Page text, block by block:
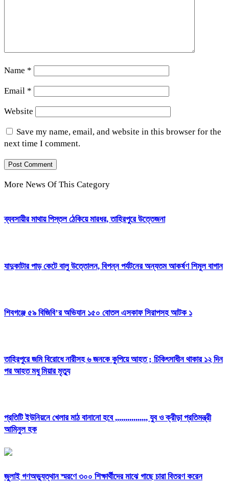
Name *
Email *
Website
Save my name, email, and website in this browser for the
next time I comment.
More News Of This Category
ব্যবসায়ীর মাথায় পিস্তল ঠেকিয়ে মারধর, তাহিরপুরে উত্তেজনা
যাদুকাটার পাড় কেটে বালু উত্তোলন, বিপন্ন পর্যটনের অন্যতম আকর্ষণ শিমুল বাগান
শিবগঞ্জে ৫৯ বিজিবি’র অভিযান ১৫০ বোতল এসকাফ সিরাপসহ আটক ১
তাহিরপুরে জমি বিরোধে নারীসহ ৬ জনকে কুপিয়ে আহত ; চিকিৎসাধীন থাকার ১২ দিন
পর আহত মধু মিয়ার মৃত্যু
প্রতিটি ইউনিয়নে খেলার মাঠ বানানো হবে ,,,,,,,,,,,,,,,, যুব ও ক্রীড়া প্রতিমন্ত্রী
আমিনুল হক
জুলাই গণঅভ্যুত্থান স্মরণে ৩০০ শিক্ষার্থীদের মাঝে গাছে চারা বিতরণ করেন